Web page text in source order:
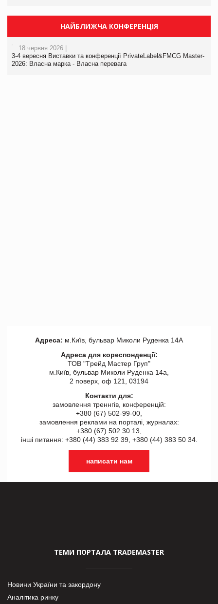
НАЙБЛИЖЧА КОНФЕРЕНЦІЯ
18 червня 2026 |
3-4 вересня Виставки та конференції PrivateLabel&FMCG Master-
2026: Власна марка - Власна перевага
Адреса: м.Київ, бульвар Миколи Руденка 14А
Адреса для кореспонденції:
ТОВ "Tрейд Мастер Груп"
м.Київ, бульвар Миколи Руденка 14а,
2 поверх, оф 121, 03194
Контакти для:
замовлення треннгів, конференцій:
+380 (67) 502-99-00,
замовлення реклами на порталі, журналах:
+380 (67) 502 30 13,
інші питання: +380 (44) 383 92 39, +380 (44) 383 50 34.
написати нам
ТЕМИ ПОРТАЛА TRADEMASTER
Новини України та закордону
Аналітика ринку